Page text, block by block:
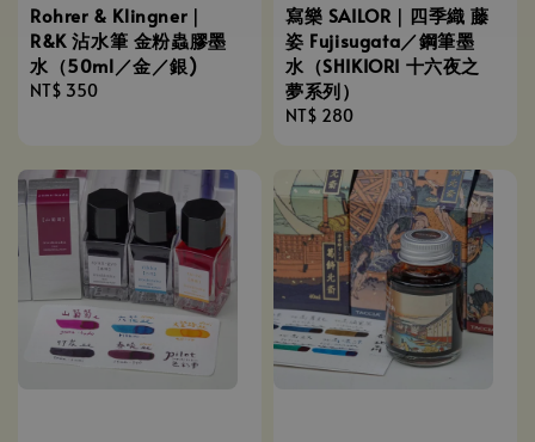
Rohrer & Klingner｜
R&K 沾水筆 金粉蟲膠墨
水（50ml／金／銀)
Regular
NT$ 350
寫樂 SAILOR｜四季織 藤
姿 Fujisugata／鋼筆墨
水（SHIKIORI 十六夜之
夢系列）
Regular
NT$ 280